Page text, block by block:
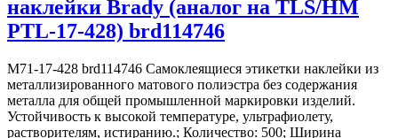
наклейки Brady (аналог на TLS/HM
PTL-17-428) brd114746
M71-17-428 brd114746 Самоклеящиеся этикетки наклейки из
металлизированного матового полиэстра без содержания
металла для общей промышленной маркировки изделий.
Устойчивость к высокой температуре, ультрафиолету,
растворителям, истиранию.; Количество: 500; Ширина